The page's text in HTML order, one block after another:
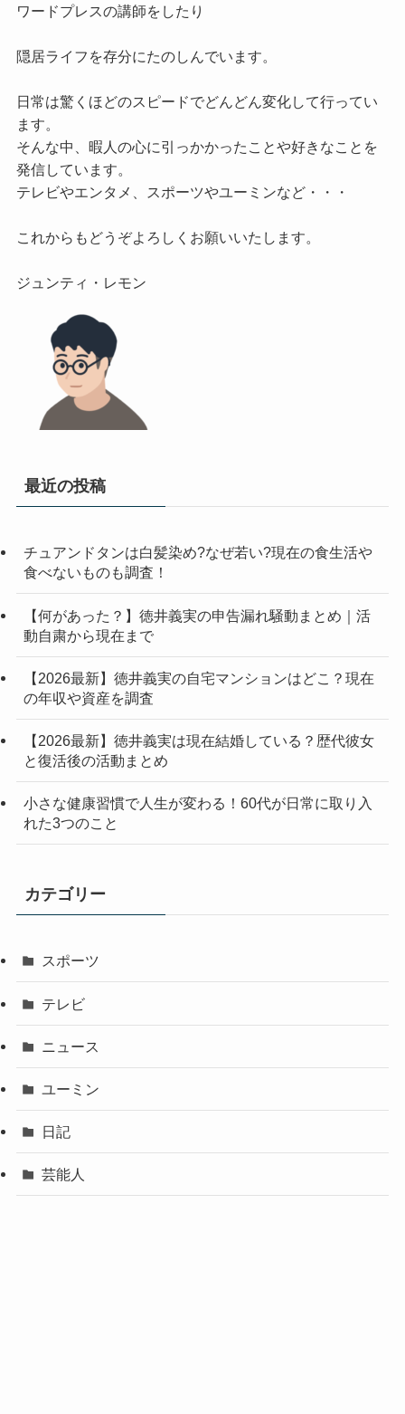
ワードプレスの講師をしたり
隠居ライフを存分にたのしんでいます。
日常は驚くほどのスピードでどんどん変化して行ってい
ます。
そんな中、暇人の心に引っかかったことや好きなことを
発信しています。
テレビやエンタメ、スポーツやユーミンなど・・・
これからもどうぞよろしくお願いいたします。
最近の投稿
チュアンドタンは白髪染め?なぜ若い?現在の食生活や
食べないものも調査！
【何があった？】徳井義実の申告漏れ騒動まとめ｜活
動自粛から現在まで
【2026最新】徳井義実の自宅マンションはどこ？現在
の年収や資産を調査
【2026最新】徳井義実は現在結婚している？歴代彼女
と復活後の活動まとめ
小さな健康習慣で人生が変わる！60代が日常に取り入
れた3つのこと
カテゴリー
スポーツ
テレビ
ニュース
ユーミン
日記
芸能人